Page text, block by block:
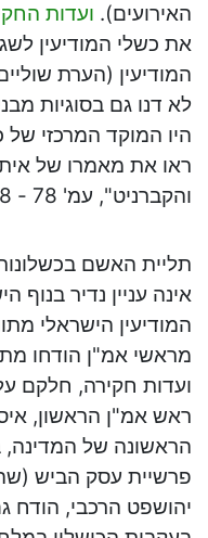
האירועים). ועדות
את כשלי המודיעין
המודיעין (הערת
לא דנו גם בסוגיות
היו המוקד המרכזי
ראו את מאמרו של
והקברניט", עמ' 78 - 98).
תליית האשם בכשלונות
אינה עניין נדיר בנוף
המודיעין הישראלי
מראשי אמ"ן הודחו
ועדות חקירה, חלקם
ראש אמ"ן הראשון,
הראשונה של המדינה,
יהושפט הרכבי, הודח